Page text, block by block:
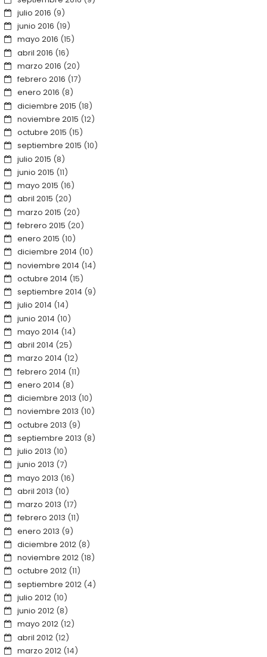
julio 2016 (9)
junio 2016 (19)
mayo 2016 (15)
abril 2016 (16)
marzo 2016 (20)
febrero 2016 (17)
enero 2016 (8)
diciembre 2015 (18)
noviembre 2015 (12)
octubre 2015 (15)
septiembre 2015 (10)
julio 2015 (8)
junio 2015 (11)
mayo 2015 (16)
abril 2015 (20)
marzo 2015 (20)
febrero 2015 (20)
enero 2015 (10)
diciembre 2014 (10)
noviembre 2014 (14)
octubre 2014 (15)
septiembre 2014 (9)
julio 2014 (14)
junio 2014 (10)
mayo 2014 (14)
abril 2014 (25)
marzo 2014 (12)
febrero 2014 (11)
enero 2014 (8)
diciembre 2013 (10)
noviembre 2013 (10)
octubre 2013 (9)
septiembre 2013 (8)
julio 2013 (10)
junio 2013 (7)
mayo 2013 (16)
abril 2013 (10)
marzo 2013 (17)
febrero 2013 (11)
enero 2013 (9)
diciembre 2012(8)
noviembre 2012(18)
octubre 2012(11)
septiembre 2012(4)
julio 2012(10)
junio 2012(8)
mayo 2012(12)
abril 2012(12)
marzo 2012(14)